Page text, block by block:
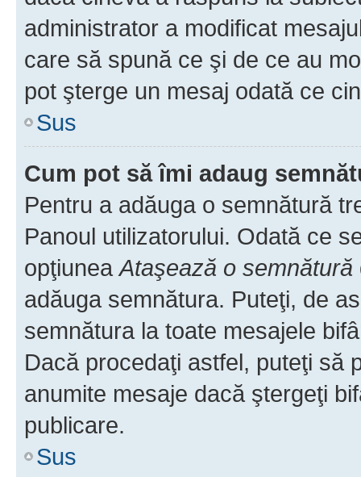
administrator a modificat
care să spună ce şi de ce au
pot şterge un mesaj odată ce
Sus
Cum pot să îmi adaug
Pentru a adăuga o semnătură
Panoul utilizatorului. Odată ce
opţiuneaAtaşează o semnătură
adăuga semnătura. Puteţi, de
semnătura la toate mesajele
Dacă procedaţi astfel, puteţi să
anumite mesaje dacă ştergeţi
publicare.
Sus